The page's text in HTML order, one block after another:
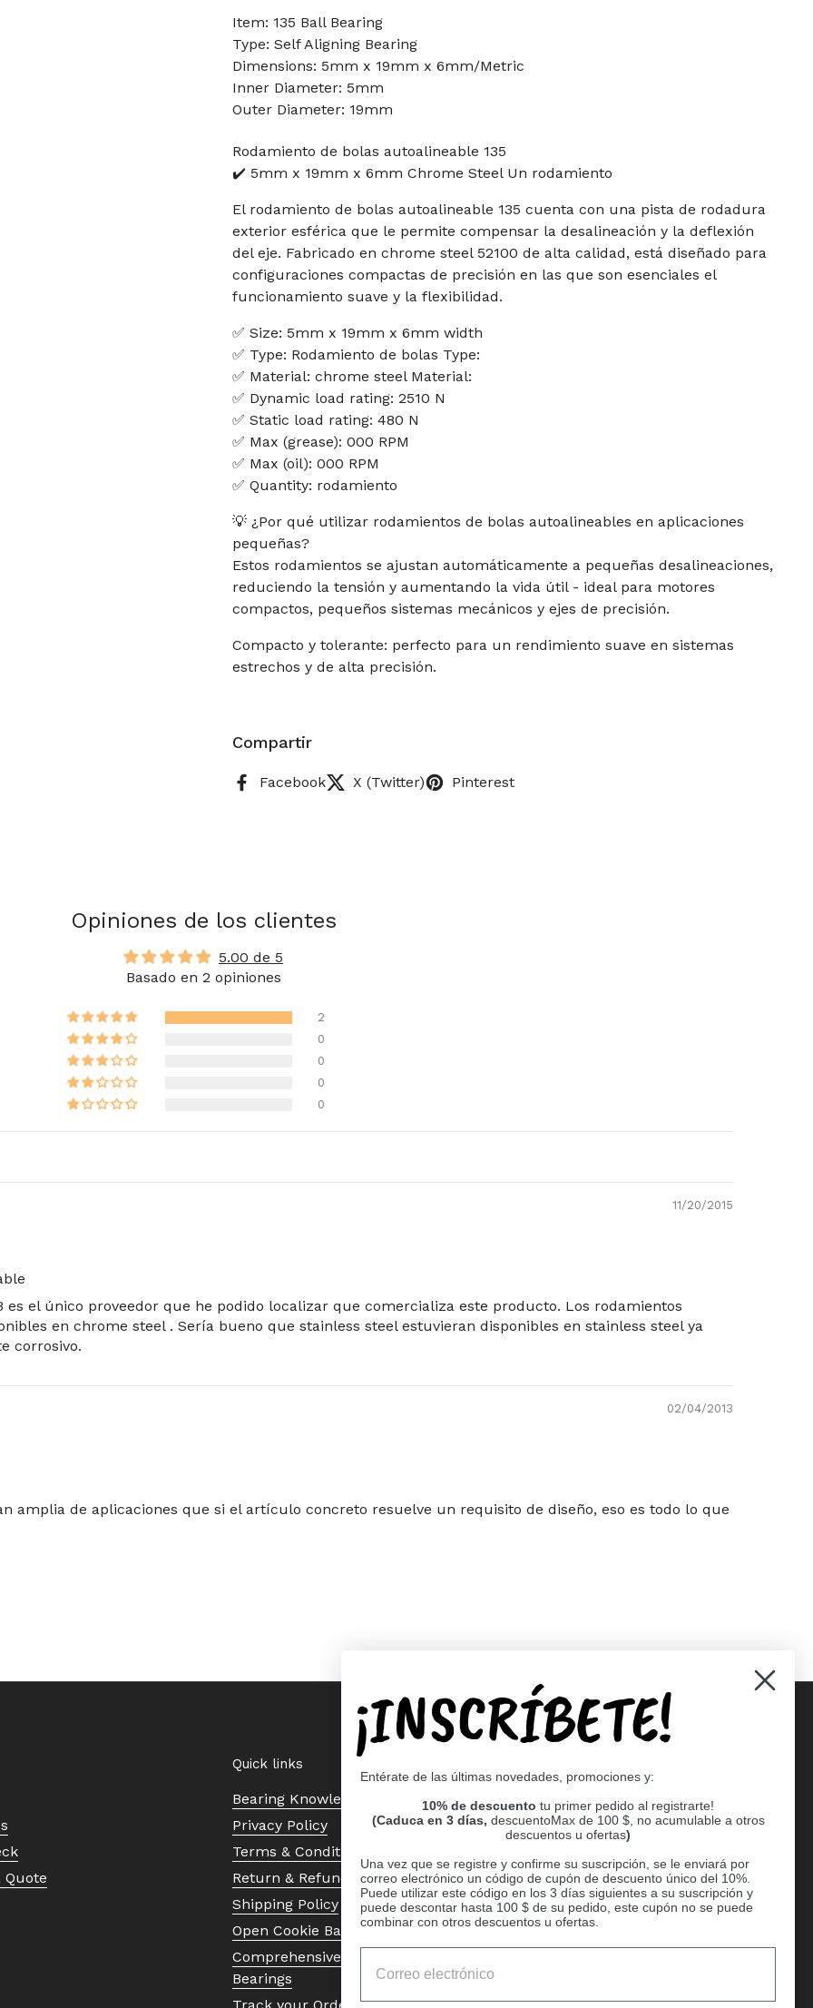
Item: 135 Ball Bearing
Type: Self Aligning Bearing
Dimensions: 5mm x 19mm x 6mm/Metric
Inner Diameter: 5mm
Outer Diameter: 19mm
Rodamiento de bolas autoalineable 135
✔️ 5mm x 19mm x 6mm Chrome Steel Un rodamiento
El rodamiento de bolas autoalineable 135 cuenta con una pista de rodadura
exterior esférica que le permite compensar la desalineación y la deflexión
del eje. Fabricado en chrome steel 52100 de alta calidad, está diseñado para
configuraciones compactas de precisión en las que son esenciales el
funcionamiento suave y la flexibilidad.
✅ Size: 5mm x 19mm x 6mm width
✅ Type: Rodamiento de bolas Type:
✅ Material: chrome steel Material:
✅ Dynamic load rating: 2510 N
✅ Static load rating: 480 N
✅ Max (grease): 000 RPM
✅ Max (oil): 000 RPM
✅ Quantity: rodamiento
💡 ¿Por qué utilizar rodamientos de bolas autoalineables en aplicaciones
pequeñas?
Estos rodamientos se ajustan automáticamente a pequeñas desalineaciones,
reduciendo la tensión y aumentando la vida útil - ideal para motores
compactos, pequeños sistemas mecánicos y ejes de precisión.
Compacto y tolerante: perfecto para un rendimiento suave en sistemas
estrechos y de alta precisión.
Compartir
Facebook X (Twitter) Pinterest
Opiniones de los clientes
5.00 de 5
Basado en 2 opiniones
2
0
0
0
0
11/20/2015
es el único proveedor que he podido localizar que comercializa este producto. Los rodamientos
en chrome steel . Sería bueno que stainless steel estuvieran disponibles en stainless steel ya
corrosivo.
02/04/2013
amplia de aplicaciones que si el artículo concreto resuelve un requisito de diseño, eso es todo lo que
Quote
Quick links
Bearing Knowledge Center
Privacy Policy
Terms & Conditions
Return & Refund Policy
Shipping Policy
Open Cookie Banner
Comprehensive Guide to Ball
Bearings
Track your Order
¡INSCRÍBETE!
Entérate de las últimas novedades, promociones y:
10% de descuento tu primer pedido al registrarte!
(Caduca en 3 días, descuentoMax de 100 $, no acumulable a otros
descuentos u ofertas)
Una vez que se registre y confirme su suscripción, se le enviará por
correo electrónico un código de cupón de descuento único del 10%.
Puede utilizar este código en los 3 días siguientes a su suscripción y
puede descontar hasta 100 $ de su pedido, este cupón no se puede
combinar con otros descuentos u ofertas.